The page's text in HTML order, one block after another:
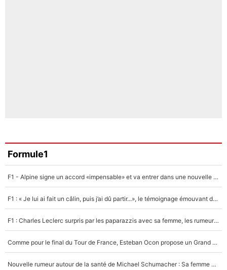
Formule1
F1 - Alpine signe un accord «impensable» et va entrer dans une nouvelle dimension : Grande nouvelle pour Pierre Gasly !
F1 : « Je lui ai fait un câlin, puis j’ai dû partir...», le témoignage émouvant de Max Verstappen sur sa fille
F1 : Charles Leclerc surpris par les paparazzis avec sa femme, les rumeurs étaient vraies !
Comme pour le final du Tour de France, Esteban Ocon propose un Grand Prix de Formule 1 à Paris : «Autour de l’Arc de Triomphe, ce serait génial» !
Nouvelle rumeur autour de la santé de Michael Schumacher : Sa femme Corinna sort du silence